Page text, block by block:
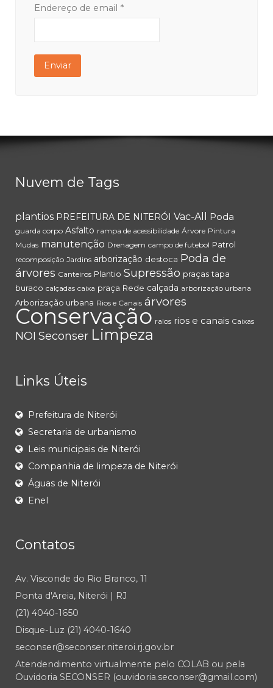
Endereço de email *
Enviar
Nuvem de Tags
plantios PREFEITURA DE NITERÓI Vac-All Poda
guarda corpo Asfalto rampa de acessibilidade Árvore Pintura
Mudas manutenção Drenagem campo de futebol Patrol
recomposição Jardins arborização destoca Poda de
árvores Canteiros Plantio Supressão praças tapa
buraco calçadas caixa praça Rede calçada arborização urbana
Arborização urbana Rios e Canais árvores
Conservação ralos rios e canais Caixas
NOI Seconser Limpeza
Links Úteis
Prefeitura de Niterói
Secretaria de urbanismo
Leis municipais de Niterói
Companhia de limpeza de Niterói
Águas de Niterói
Enel
Contatos
Av. Visconde do Rio Branco, 11
Ponta d'Areia, Niterói | RJ
(21) 4040-1650
Disque-Luz (21) 4040-1640
seconser@seconser.niteroi.rj.gov.br
Atendendimento virtualmente pelo COLAB ou pela
Ouvidoria SECONSER (ouvidoria.seconser@gmail.com)